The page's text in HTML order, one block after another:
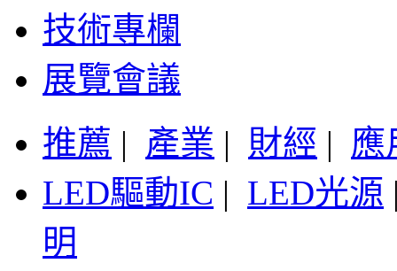
技術專欄
展覽會議
推薦 | 產業 | 財經 | 應
LED驅動IC | LED光源
明